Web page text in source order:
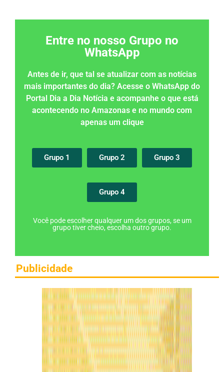
Entre no nosso Grupo no
WhatsApp
Antes de ir, que tal se atualizar com as notícias
mais importantes do dia? Acesse o WhatsApp do
Portal Dia a Dia Notícia e acompanhe o que está
acontecendo no Amazonas e no mundo com
apenas um clique
Grupo 1 Grupo 2 Grupo 3
Grupo 4
Você pode escolher qualquer um dos grupos, se um
grupo tiver cheio, escolha outro grupo.
Publicidade